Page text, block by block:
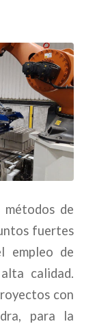
de
fuertes
empleo de
calidad.
con
para la